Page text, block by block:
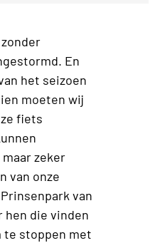
En
het seizoen
moeten wij
fiets
zeker
van onze
van
hen die vinden
te stoppen met